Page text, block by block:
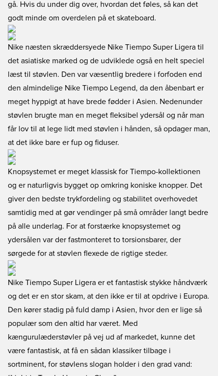
gå. Hvis du under dig over, hvordan det føles, så kan det
godt minde om overdelen på et skateboard.
Nike næsten skræddersyede Nike Tiempo Super Ligera til
det asiatiske marked og de udviklede også en helt speciel
læst til støvlen. Den var væsentlig bredere i forfoden end
den almindelige Nike Tiempo Legend, da den åbenbart er
meget hyppigt at have brede fødder i Asien. Nedenunder
støvlen brugte man en meget fleksibel ydersål og når man
får lov til at lege lidt med støvlen i hånden, så opdager man,
at det ikke bare er fup og fiduser.
Knopsystemet er meget klassisk for Tiempo-kollektionen
og er naturligvis bygget op omkring koniske knopper. Det
giver den bedste trykfordeling og stabilitet overhovedet
samtidig med at gør vendinger på små områder langt bedre
på alle underlag. For at forstærke knopsystemet og
ydersålen var der fastmonteret to torsionsbarer, der
sørgede for at støvlen flexede de rigtige steder.
Nike Tiempo Super Ligera er et fantastisk stykke håndværk
og det er en stor skam, at den ikke er til at opdrive i Europa.
Den kører stadig på fuld damp i Asien, hvor den er lige så
populær som den altid har været. Med
kængurulæderstøvler på vej ud af markedet, kunne det
være fantastisk, at få en sådan klassiker tilbage i
sortminent, for støvlens slogan holder i den grad vand: